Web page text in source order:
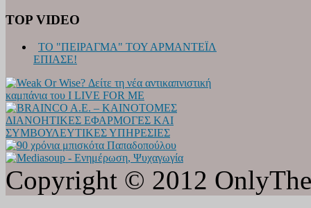
TOP VIDEO
ΤΟ "ΠΕΙΡΑΓΜΑ" ΤΟΥ ΑΡΜΑΝΤΕΪΛ
ΕΠΙΑΣΕ!
Copyright © 2012